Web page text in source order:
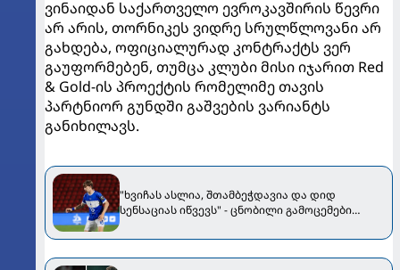
ვინაიდან საქართველო ევროკავშირის წევრი
არ არის, თორნიკეს ვიდრე სრულწლოვანი არ
გახდება, ოფიციალურად კონტრაქტს ვერ
გაუფორმებენ, თუმცა კლუბი მისი იჯარით Red
& Gold-ის პროექტის რომელიმე თავის
პარტნიორ გუნდში გაშვების ვარიანტს
განიხილავს.
"ხვიჩას ასლია, შთამბეჭდავია და დიდ
სენსაციას იწვევს" - ცნობილი გამოცემები